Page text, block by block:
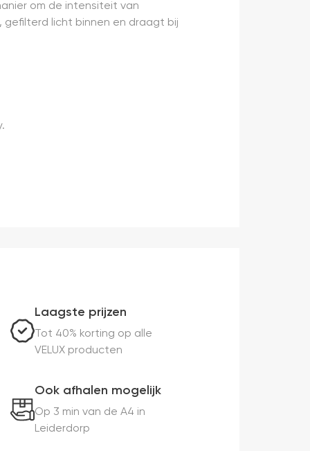
om de intensiteit van
licht binnen en draagt bij
Laagste prijzen
Tot 40% korting op alle
VELUX producten
Ook afhalen mogelijk
Op 3 min van de A4 in
Leiderdorp